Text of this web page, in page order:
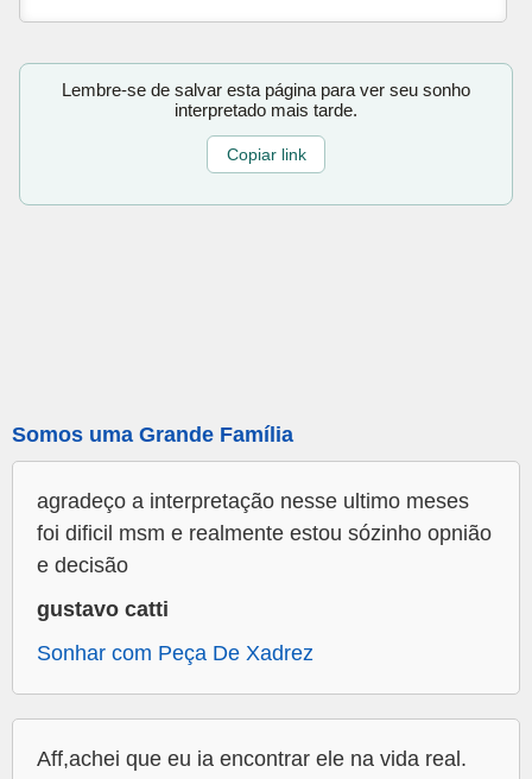
Lembre-se de salvar esta página para ver seu sonho
interpretado mais tarde.
Copiar link
Somos uma Grande Família
agradeço a interpretação nesse ultimo meses
foi dificil msm e realmente estou sózinho opnião
e decisão
gustavo catti
Sonhar com Peça De Xadrez
Aff,achei que eu ia encontrar ele na vida real.